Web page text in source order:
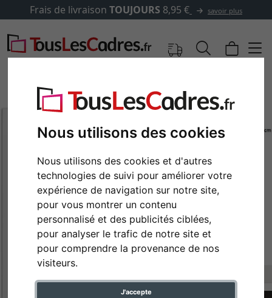
Nous utilisons des cookies
Nous utilisons des cookies et d'autres
technologies de suivi pour améliorer votre
expérience de navigation sur notre site,
pour vous montrer un contenu
personnalisé et des publicités ciblées,
pour analyser le trafic de notre site et
pour comprendre la provenance de nos
visiteurs.
J'accepte
Frais de livraison TOUJOURS 8,95 € savoir plus
Retour